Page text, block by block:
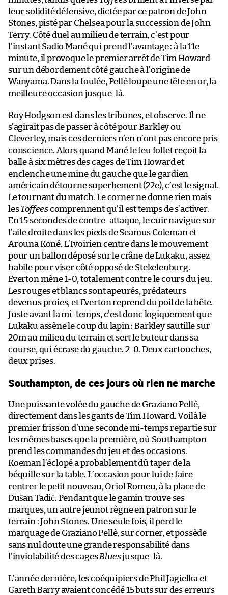
leur solidité défensive, dictée par ce patron de John
Stones, pisté par Chelsea pour la succession de John
Terry. Côté duel au milieu de terrain, c’est pour
l’instant Sadio Mané qui prend l’avantage : à la 11e
minute, il provoque le premier arrêt de Tim Howard
sur un débordement côté gauche à l’origine de
Wanyama. Dans la foulée, Pellè loupe une tête en or, la
meilleure occasion jusque-là.
Roy Hodgson est dans les tribunes, et observe. Il ne
s’agirait pas de passer à côté pour Barkley ou
Cleverley, mais ces derniers n’en n’ont pas encore pris
conscience. Alors quand Mané le feu follet reçoit la
balle à six mètres des cages de Tim Howard et
enclenche une mine du gauche que le gardien
américain détourne superbement (22e), c’est le signal.
Le tournant du match. Le corner ne donne rien mais
lesToffeescomprennent qu’il est temps de s’activer.
En 15 secondes de contre-attaque, le cuir navigue sur
l’aile droite dans les pieds de Seamus Coleman et
Arouna Koné. L’Ivoirien centre dans le mouvement
pour un ballon déposé sur le crâne de Lukaku, assez
habile pour viser côté opposé de Stekelenburg.
Everton mène 1-0, totalement contre le cours du jeu.
Les rouges et blancs sont apeurés, prédateurs
devenus proies, et Everton reprend du poil de la bête.
Juste avant la mi-temps, c’est donc logiquement que
Lukaku assène le coup du lapin : Barkley sautille sur
20m au milieu du terrain et sert le buteur dans sa
course, qui écrase du gauche. 2-0. Deux cartouches,
deux prises.
Southampton, de ces jours où rien ne marche
Une puissante volée du gauche de Graziano Pellè,
directement dans les gants de Tim Howard. Voilà le
premier frisson d’une seconde mi-temps repartie sur
les mêmes bases que la première, où Southampton
prend les commandes du jeu et des occasions.
Koeman l’éclopé a probablement dû taper de la
béquille sur la table. L’occasion pour lui de faire
rentrer le petit nouveau, Oriol Romeu, à la place de
Dušan Tadić. Pendant que le gamin trouve ses
marques, un autre jeunot règne en patron sur le
terrain : John Stones. Une seule fois, il perd le
marquage de Graziano Pellè, sur corner, et possède
sans nul doute une grande responsabilité dans
l’inviolabilité des cagesBluesjusque-là.
L’année dernière, les coéquipiers de Phil Jagielka et
Gareth Barry avaient concédé 15 buts sur des erreurs